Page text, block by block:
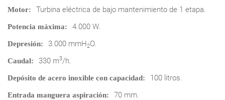
Motor: Turbina eléctrica de bajo mantenimiento de 1 etapa.
Potencia máxima: 4.000 W.
Depresión: 3.000 mmH2O.
Caudal: 330 m3/h.
Depósito de acero inoxible con capacidad: 100 litros.
Entrada manguera aspiración: 70 mm.